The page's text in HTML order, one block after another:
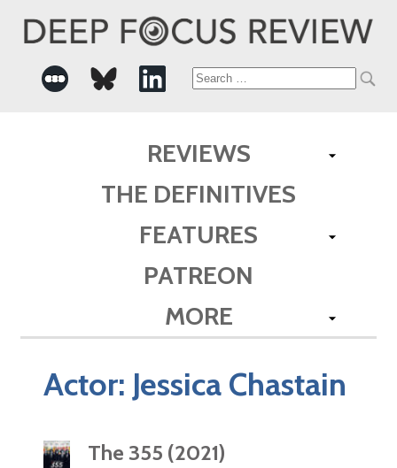
Search
REVIEWS
THE DEFINITIVES
FEATURES
PATREON
MORE
Actor: Jessica Chastain
The 355 (2021)